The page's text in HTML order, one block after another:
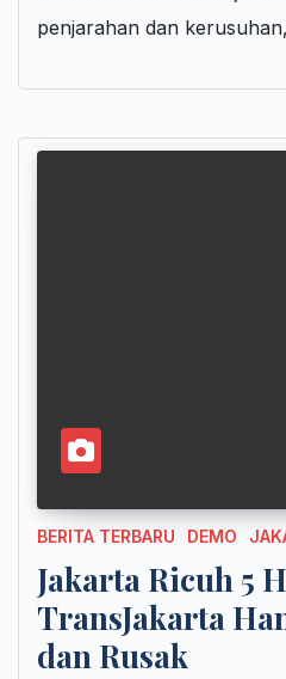
penjarahan dan
BERITA TERBARU DEMO
Jakarta Ricuh 5
TransJakarta
dan Rusak